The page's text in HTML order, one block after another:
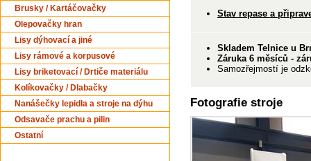
Brusky / Kartáčovačky
Olepovačky hran
Lisy dýhovací a jiné
Lisy rámové a korpusové
Lisy briketovací / Drtiče materiálu
Kolíkovačky / Dlabačky
Nanášečky lepidla a stroje na dýhu
Odsavače prachu a pilin
Ostatní
Stav repase a
Skladem Telnice u
Záruka 6 měsíců -
Samozřejmostí je
Fotografie stroje